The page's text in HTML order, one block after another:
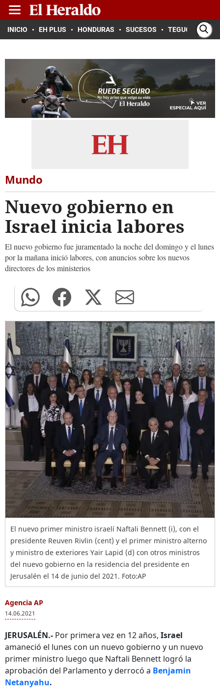
INICIO EH PLUS HONDURAS SUCESOS TEGUCIGALPA
Mundo
Nuevo gobierno en
Israel inicia labores
El nuevo gobierno fue juramentado la noche del domingo y el lunes
por la mañana inició labores, con anuncios sobre los nuevos
directores de los ministerios
El nuevo primer ministro israelí Naftali Bennett (i), con el
presidente Reuven Rivlin (cent) y el primer ministro alterno
y ministro de exteriores Yair Lapid (d) con otros ministros
del nuevo gobierno en la residencia del presidente en
Jerusalén el 14 de junio del 2021. Foto:AP
Agencia AP
14.06.2021
JERUSALÉN.- Por primera vez en 12 años, Israel
amaneció el lunes con un nuevo gobierno y un nuevo
primer ministro luego que Naftali Bennett logró la
aprobación del Parlamento y derrocó a Benjamin
Netanyahu.